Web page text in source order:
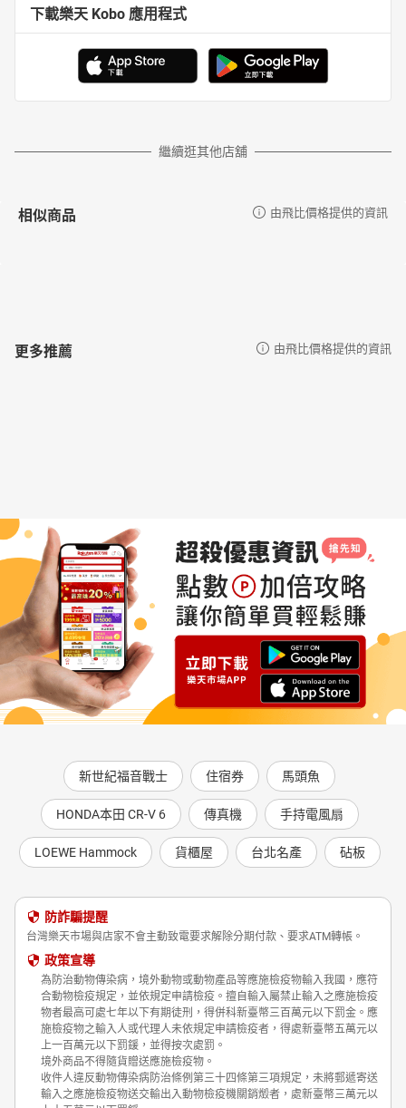
下載樂天 Kobo 應用程式
繼續逛其他店舖
相似商品 由飛比價格提供的資訊
更多推薦 由飛比價格提供的資訊
新世紀福音戰士 住宿券 馬頭魚
HONDA本田 CR-V 6 傳真機 手持電風扇
LOEWE Hammock 貨櫃屋 台北名產 砧板
防詐騙提醒
台灣樂天市場與店家不會主動致電要求解除分期付款、要求ATM轉帳。
政策宣導
為防治動物傳染病，境外動物或動物產品等應施檢疫物輸入我國，應符
合動物檢疫規定，並依規定申請檢疫。擅自輸入屬禁止輸入之應施檢疫
物者最高可處七年以下有期徒刑，得併科新臺幣三百萬元以下罰金。應
施檢疫物之輸入人或代理人未依規定申請檢疫者，得處新臺幣五萬元以
上一百萬元以下罰鍰，並得按次處罰。
境外商品不得隨貨贈送應施檢疫物。
收件人違反動物傳染病防治條例第三十四條第三項規定，未將郵遞寄送
輸入之應施檢疫物送交輸出入動物檢疫機關銷燬者，處新臺幣三萬元以